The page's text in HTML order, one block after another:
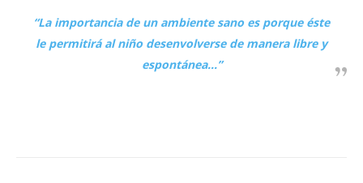
“La importancia de un ambiente sano es porque éste
le permitirá al niño desenvolverse de manera libre y
espontánea…”